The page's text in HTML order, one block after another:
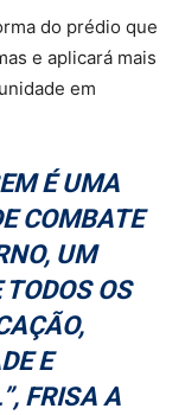
do prédio que
e aplicará mais
em
É UMA
COMBATE
UM
TODOS OS
E
FRISA A